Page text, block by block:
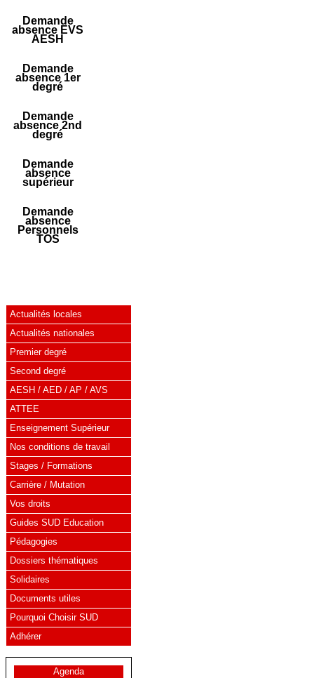
Demande
absence EVS
AESH
Demande
absence 1er
degré
Demande
absence 2nd
degré
Demande
absence
supérieur
Demande
absence
Personnels
TOS
Actualités locales
Actualités nationales
Premier degré
Second degré
AESH / AED / AP / AVS
ATTEE
Enseignement Supérieur
Nos conditions de travail
Stages / Formations
Carrière / Mutation
Vos droits
Guides SUD Education
Pédagogies
Dossiers thématiques
Solidaires
Documents utiles
Pourquoi Choisir SUD
Adhérer
Agenda